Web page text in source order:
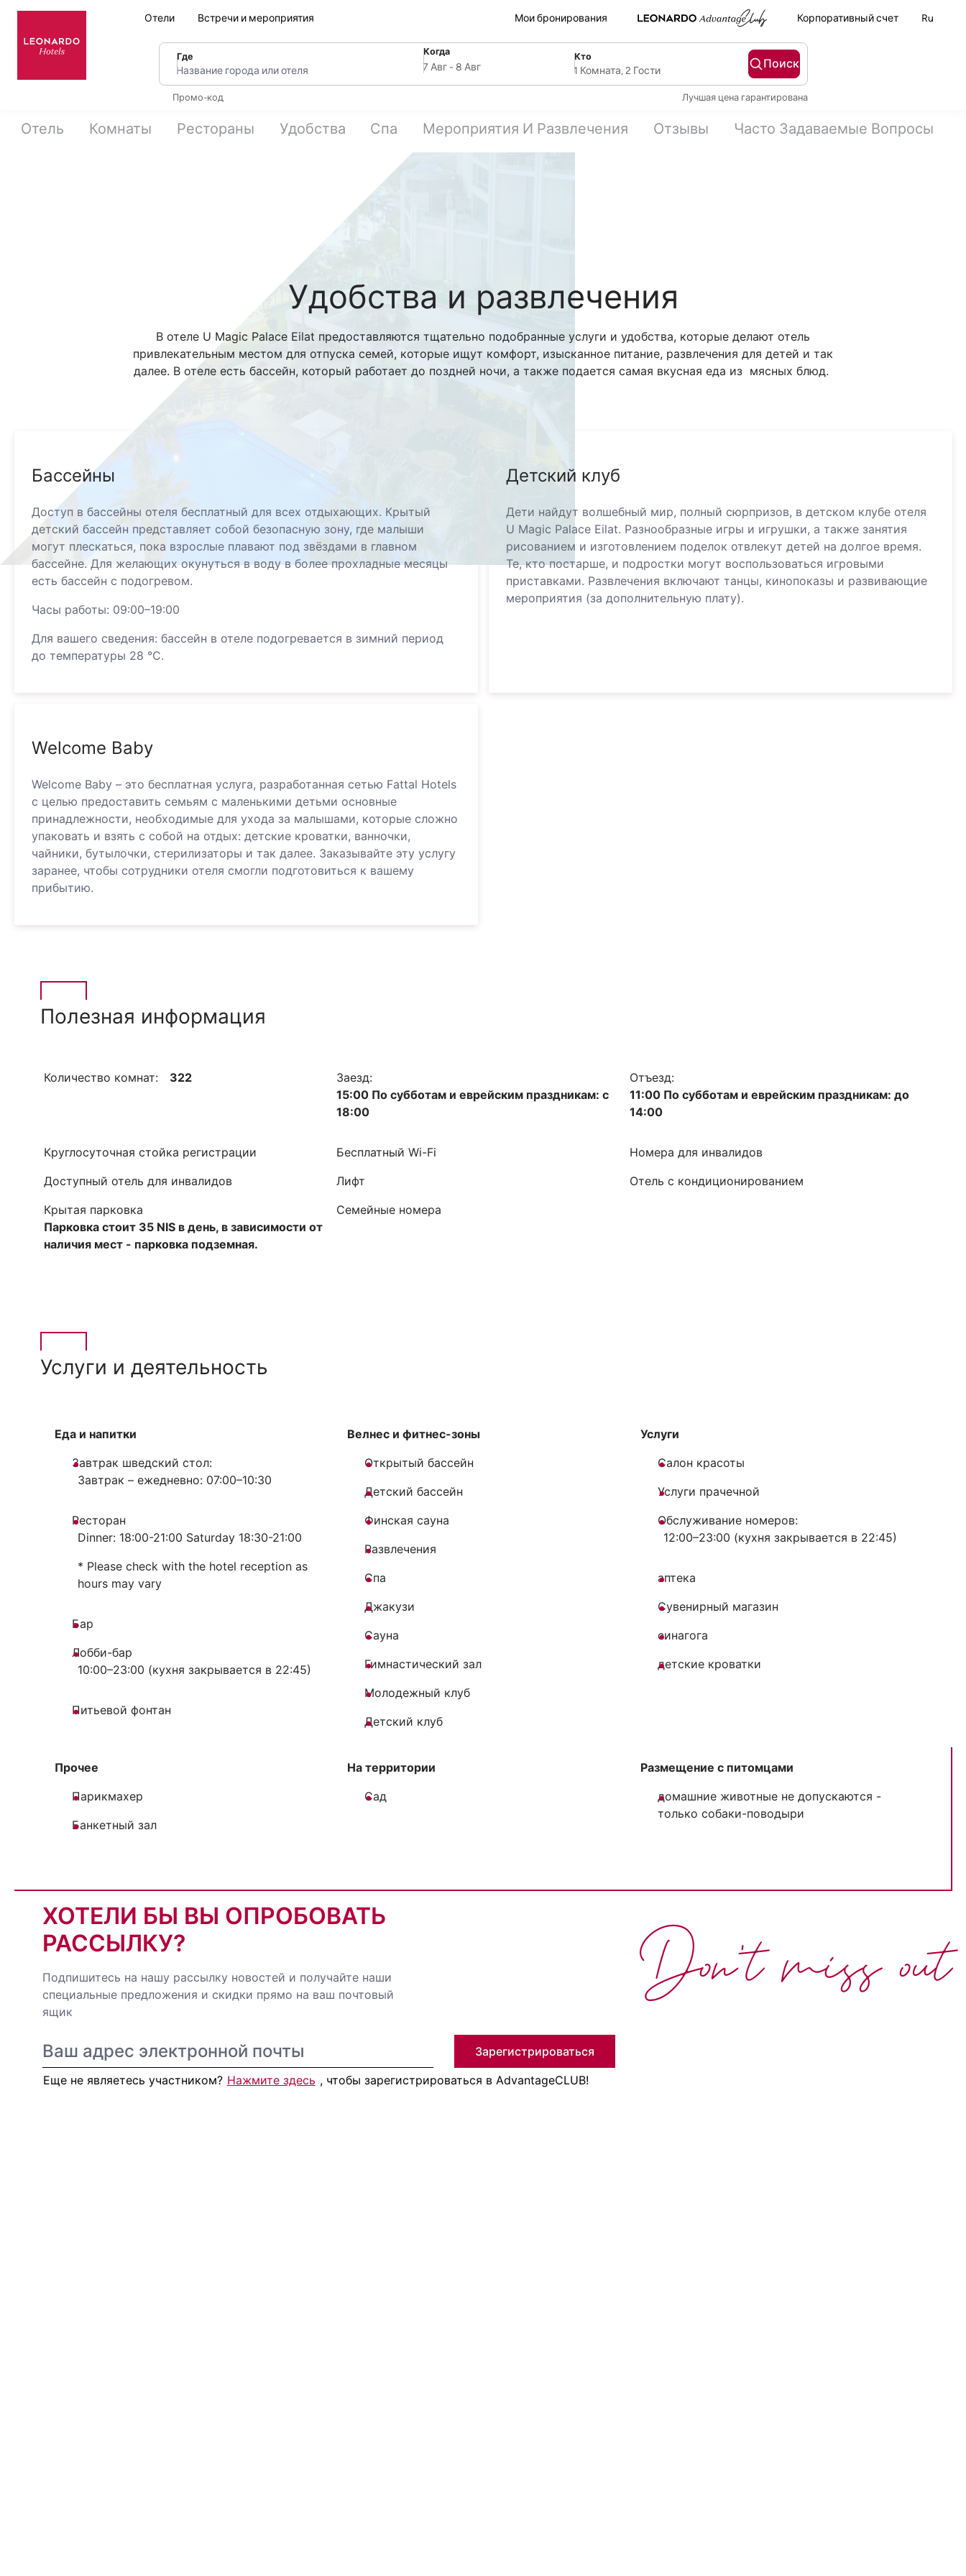
Отели Встречи и мероприятия Мои бронирования Корпоративный счет Ru
Где
Название города или отеля
Когда
SelectDate
7 Авг- 8 Авг
Кто
Username
1 Комната, 2 Гости
Поиск
Промо-код Лучшая цена гарантирована
Отель Комнаты Рестораны Удобства Спа Мероприятия И Развлечения Отзывы Часто Задаваемые Вопросы
Удобства и развлечения
В отеле U Magic Palace Eilat предоставляются тщательно подобранные услуги и удобства, которые делают отель
привлекательным местом для отпуска семей, которые ищут комфорт, изысканное питание, развлечения для детей и так
далее. В отеле есть бассейн, который работает до поздней ночи, а также подается самая вкусная еда из мясных блюд.
Бассейны
Доступ в бассейны отеля бесплатный для всех отдыхающих. Крытый
детский бассейн представляет собой безопасную зону, где малыши
могут плескаться, пока взрослые плавают под звёздами в главном
бассейне. Для желающих окунуться в воду в более прохладные месяцы
есть бассейн с подогревом.
Часы работы: 09:00–19:00
Для вашего сведения: бассейн в отеле подогревается в зимний период
до температуры 28 °C.
Детский клуб
Дети найдут волшебный мир, полный сюрпризов, в детском клубе отеля
U Magic Palace Eilat. Разнообразные игры и игрушки, а также занятия
рисованием и изготовлением поделок отвлекут детей на долгое время.
Те, кто постарше, и подростки могут воспользоваться игровыми
приставками. Развлечения включают танцы, кинопоказы и развивающие
мероприятия (за дополнительную плату).
Welcome Baby
Welcome Baby – это бесплатная услуга, разработанная сетью Fattal Hotels
с целью предоставить семьям с маленькими детьми основные
принадлежности, необходимые для ухода за малышами, которые сложно
упаковать и взять с собой на отдых: детские кроватки, ванночки,
чайники, бутылочки, стерилизаторы и так далее. Заказывайте эту услугу
заранее, чтобы сотрудники отеля смогли подготовиться к вашему
прибытию.
Полезная информация
Количество комнат: 322
Заезд:
15:00 По субботам и еврейским праздникам: с
18:00
Отъезд:
11:00 По субботам и еврейским праздникам: до
14:00
Круглосуточная стойка регистрации Бесплатный Wi-Fi
Номера для инвалидов
Доступный отель для инвалидов
Лифт
Отель с кондиционированием
Крытая парковка
Парковка стоит 35 NIS в день, в зависимости от
наличия мест - парковка подземная.
Семейные номера
Услуги и деятельность
Еда и напитки
Завтрак шведский стол:
Завтрак – ежедневно: 07:00–10:30
Ресторан
Dinner: 18:00-21:00 Saturday 18:30-21:00
* Please check with the hotel reception as
hours may vary
Бар
Лобби-бар
10:00–23:00 (кухня закрывается в 22:45)
Питьевой фонтан
Велнес и фитнес-зоны
Открытый бассейн
Детский бассейн
Финская сауна
Развлечения
Спа
Джакузи
Сауна
Гимнастический зал
Молодежный клуб
Детский клуб
Услуги
Салон красоты
Услуги прачечной
Обслуживание номеров:
12:00–23:00 (кухня закрывается в 22:45)
аптека
Сувенирный магазин
синагога
детские кроватки
Прочее
Парикмахер
Банкетный зал
На территории
Сад
Размещение с питомцами
домашние животные не допускаются -
только собаки-поводыри
ХОТЕЛИ БЫ ВЫ ОПРОБОВАТЬ
РАССЫЛКУ?
Подпишитесь на нашу рассылку новостей и получайте наши
специальные предложения и скидки прямо на ваш почтовый
ящик
Зарегистрироваться
Еще не являетесь участником? Нажмите здесь , чтобы зарегистрироваться в AdvantageCLUB!
Don't miss out